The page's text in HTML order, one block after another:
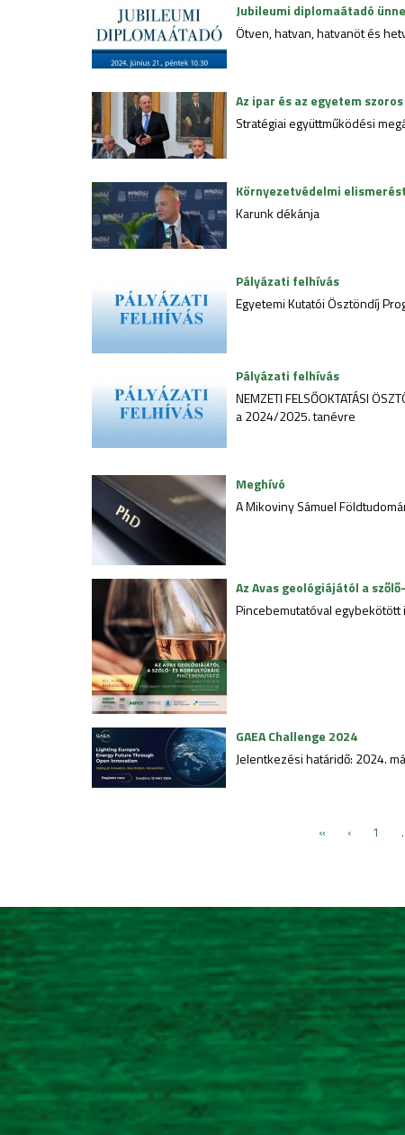
Jubileumi diplomaátadó
Ötven, hatvan, hatvanöt és
Az ipar és az egyetem
Stratégiai együttműködési
Környezetvédelmi
Karunk dékánja
Pályázati felhívás
Egyetemi Kutatói Ösztöndíj
Pályázati felhívás
NEMZETI FELSŐOKTATÁSI
a 2024/2025. tanévre
Meghívó
A Mikoviny Sámuel
Az Avas geológiájától a
Pincebemutatóval egybekötött
GAEA Challenge 2024
Jelentkezési határidő: 2024.
« ‹ 1